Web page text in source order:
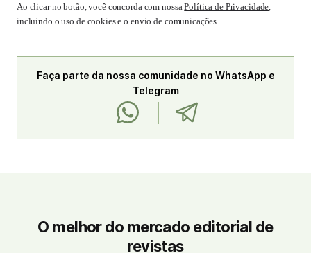
Ao clicar no botão, você concorda com nossaPolítica de Privacidade,
incluindo o uso de cookies e o envio de comunicações.
Faça parte da nossa comunidade no WhatsApp e
Telegram
O melhor do mercado editorial de
revistas